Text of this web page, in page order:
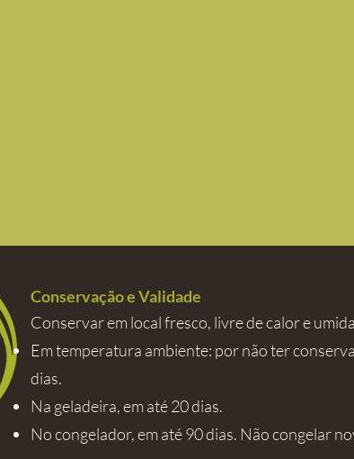
Conservação e Validade
Conservar em local fresco, livre de calor e
Em temperatura ambiente: por não ter
dias.
Na geladeira, em até 20 dias.
No congelador, em até 90 dias. Não congelar